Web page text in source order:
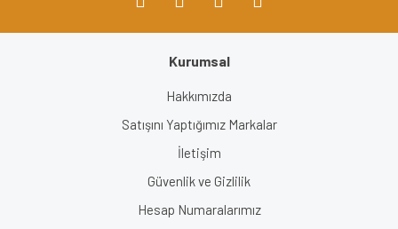
Kurumsal
Hakkımızda
Satışını Yaptığımız Markalar
İletişim
Güvenlik ve Gizlilik
Hesap Numaralarımız